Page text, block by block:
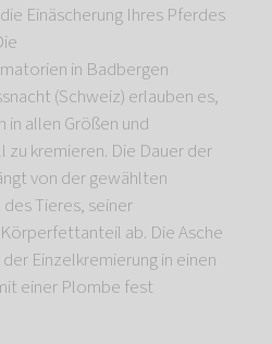
Einäscherung Ihres Pferdes
in Badbergen
(Schweiz) erlauben es,
in allen Größen und
kremieren. Die Dauer der
von der gewählten
Tieres, seiner
ab. Die Asche
Einzelkremierung in einen
einer Plombe fest